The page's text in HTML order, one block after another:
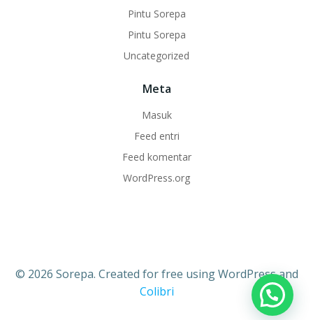
Pintu Sorepa
Pintu Sorepa
Uncategorized
Meta
Masuk
Feed entri
Feed komentar
WordPress.org
© 2026 Sorepa. Created for free using WordPress and
Colibri